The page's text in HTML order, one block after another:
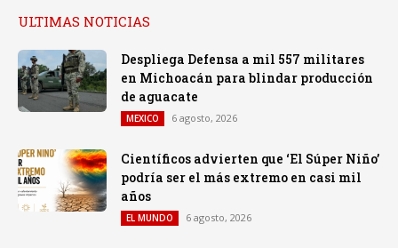
ULTIMAS NOTICIAS
Despliega Defensa a mil 557 militares
en Michoacán para blindar producción
de aguacate
MEXICO 6 agosto, 2026
Científicos advierten que ‘El Súper Niño’
podría ser el más extremo en casi mil
años
EL MUNDO 6 agosto, 2026